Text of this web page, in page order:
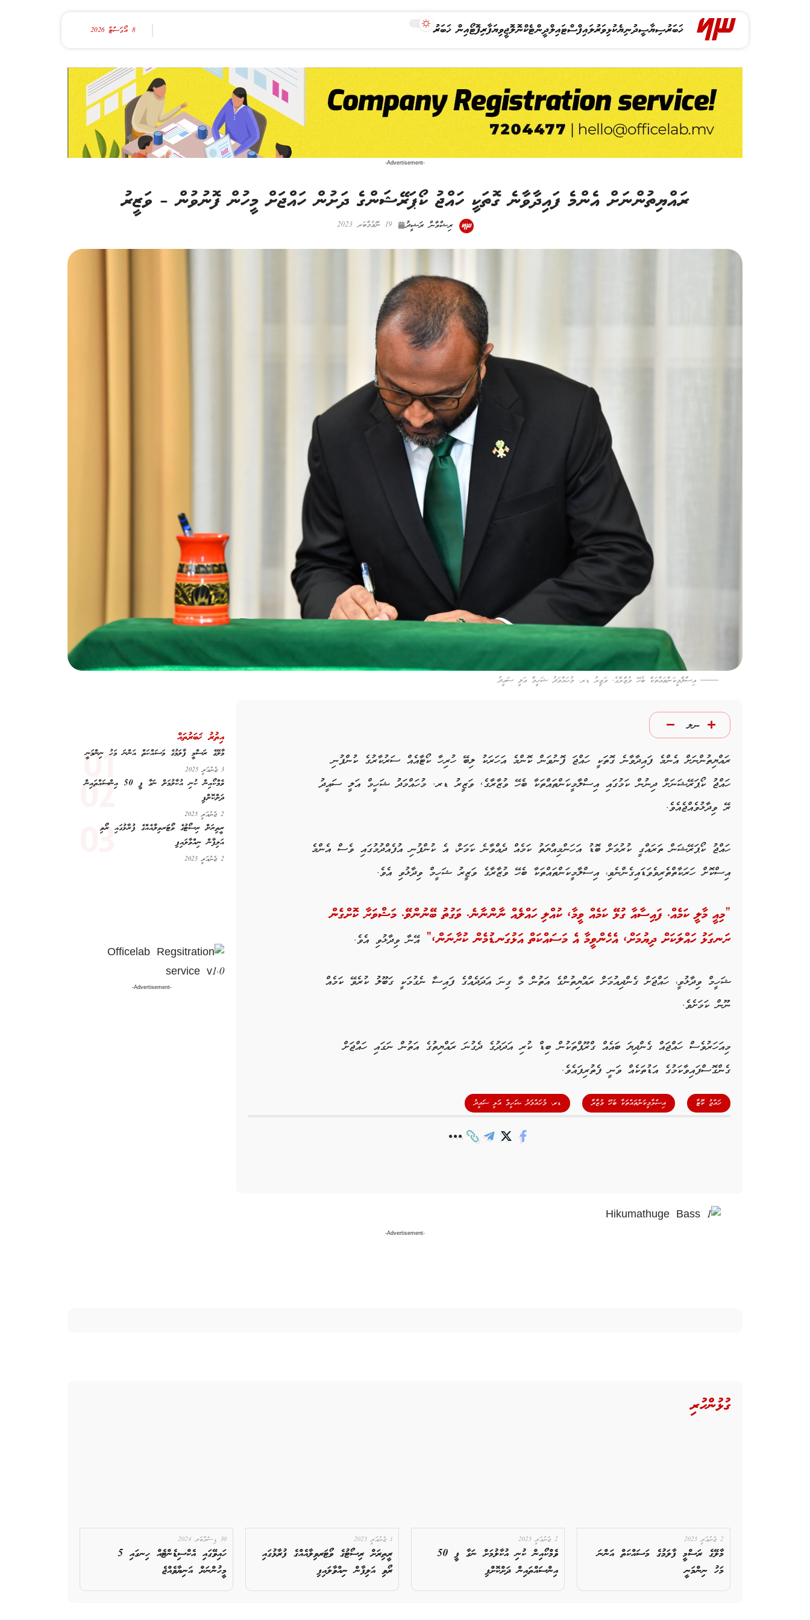
ޚަބަރުސިޔާސީދުނިޔެކުޅިވަރުލައިފްސްޓައިލްދީންޓެކްނޮލޮޖީވިޔަފާރިފޮޓޯއިން ޚަބަރު 8 އޯގަސްޓް 2026
-Advertisement-
ރައްޔިތުންނަށް އެންމެ ފައިދާވާނެ ގޮތަކީ ހައްޖު ކޯޕަރޭޝަންގެ ދަށުން ހައްޖަށް މީހުން ފޮނުވުން – ވަޒީރު
ރިޝްވާން ރަޝީދު 19 ނޮވެމްބަރ 2023
އިސްލާމީކަންތައްތަކާ ބެހޭ ވުޒާރާގެ, ވަޒީރު ޑރ. މުހައްމަދު ޝަހީމް އަލީ ސައީދު
ނލ
ރައްޔިތުންނަށް އެންމެ ފައިދާވާނެ ގޮތަކީ ހައްޖަ ފޮނުވަން ކޮންމެ އަހަރަކު ލިބޭ ހުރިހާ ކޯޓާއެއް ސަރުކާރުގެ ކުންފުނި
ހައްޖު ކޯޕަރޭޝަނަށް ދިނުން ކަމުގައި އިސްލާމީކަންތައްތަކާ ބެހޭ ވުޒާރާގެ, ވަޒީރު ޑރ. މުހައްމަދު ޝަހީމް އަލީ ސައީދު
ރޭ ވިދާޅުވެއްޖެއެވެ.
ހައްޖު ކޯޕަރޭޝަން ތަރައްގީ ކުރުމަށް ބޮޑު އަހަންމިއްޔަތު ކަމެއް ދެއްވާނެ ކަމަށް، އެ ކުންފުނި އުފެއްދުމުގައި ވެސް އެންމެ
އިސްކޮށް ހަރަކާތްތެރިވެވަޑައިގެންނެވި، އިސްލާމީކަންތައްތަކާ ބެހޭ ވުޒާރާގެ ވަޒީރު ޝަހީމް ވިދާޅުވި އެވެ.
“މިއީ މާލީ ކަމެއް. ފައިސާއާ ގުޅޭ ކަމެއް ވީމާ، ކުއްލި ހައްލެއް ނާންނާނެ. ވަގުތު ބޭނުންވޭ. މަޝްވަރާ ކޮށްގެން
ރަނގަޅު ހައްލަކަށް ދިޔުމަށް، އެހެންވީމާ އެ މަސައްކަތް އަޅުގަނޑުމެން ކުރާނަން،” އޭނާ ވިދާޅުވި އެވެ.
ޝަހީމް ވިދާޅުވީ، ހައްޖަށް ގެންދިއުމަށް ރައްޔިތުންގެ އަތުން މާ ގިނަ އަދަދެއްގެ ފައިސާ ނެގުމަކީ ގަބޫލު ކުރެވޭ ކަމެއް
ނޫން ކަމަށެވެ.
މިއަހަރުވެސް ހައްޖައް ގެންދިޔަ ބައެއް ގްރޫޕްތަކުން ބިޑް ކުރި އަދަދުގެ ދެގުނަ ރައްޔިތުގެ އަތުން ނަގައި ހައްޖަށް
ގެންގޮސްފައިވާކަމުގެ އަޑުތަކެއް ވަނީ ފެތުރިފައެވެ.
ހައްޖު ކޮޓާ އިސްލާމީކަންތައްތަކާ ބެހޭ ވުޒާރާ ޑރ. މުހައްމަދު ޝަހީމް އަލީ ސައީދު
އިތުރު ޚަބަރުތައް
މާލޭގެ ރަސްމީ ފާލަމުގެ މަސައްކަތް އަންނަ މަހު ނިންމަނީ
3 ޖެނުއަރީ 2025
ވެމްކޯއިން ކުނި އުކާލުމަށް ނަގާ ފީ 50 އިންސައްތައިން
ދަށްކޮށްފި
2 ޖެނުއަރީ 2025
ރީތިރަށް ރިސޯޓުގެ ވޯޓަރވިލާއެއްގެ ފުރާޅުގައި ރޯވި
އަލިފާން ނިއްވާލައިފި
2 ޖެނުއަރީ 2025
-Advertisement-
-Advertisement-
ގުޅުންހުރި
2 ޖެނުއަރީ 2025
މާލޭގެ ރަސްމީ ފާލަމުގެ މަސައްކަތް އަންނަ
މަހު ނިންމަނީ
2 ޖެނުއަރީ 2025
ވެމްކޯއިން ކުނި އުކާލުމަށް ނަގާ ފީ 50
އިންސައްތައިން ދަށްކޮށްފި
1 ޖެނުއަރީ 2025
ރީތިރަށް ރިސޯޓުގެ ވޯޓަރވިލާއެއްގެ ފުރާޅުގައި
ރޯވި އަލިފާން ނިއްވާލައިފި
30 ޑިސެމްބަރ 2024
ހައިވޭގައި އެކްސިޑެންޓެއް ހިނގައި 5
މީހުންނަށް އަނިޔާވެއްޖެ